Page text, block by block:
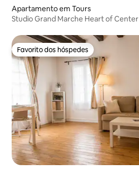
Apartamento em Tours
Studio Grand Marche Heart of Center
Favorito dos hóspedes
Favorito dos hóspedes